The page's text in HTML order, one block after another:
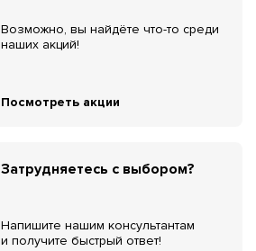
Возможно, вы найдёте что-то среди
наших акций!
Посмотреть акции
Затрудняетесь с выбором?
Напишите нашим консультантам
и получите быстрый ответ!